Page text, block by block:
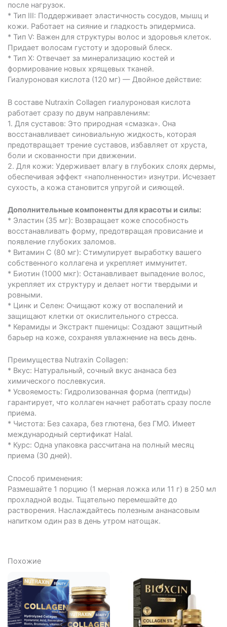
после нагрузок.
* Тип III: Поддерживает эластичность сосудов, мышц и
кожи. Работает на сияние и гладкость эпидермиса.
* Тип V: Важен для структуры волос и здоровья клеток.
Придает волосам густоту и здоровый блеск.
* Тип X: Отвечает за минерализацию костей и
формирование новых хрящевых тканей.
Гиалуроновая кислота (120 мг) — Двойное действие:
В составе Nutraxin Collagen гиалуроновая кислота
работает сразу по двум направлениям:
1. Для суставов: Это природная «смазка». Она
восстанавливает синовиальную жидкость, которая
предотвращает трение суставов, избавляет от хруста,
боли и скованности при движении.
2. Для кожи: Удерживает влагу в глубоких слоях дермы,
обеспечивая эффект «наполненности» изнутри. Исчезает
сухость, а кожа становится упругой и сияющей.
Дополнительные компоненты для красоты и силы:
* Эластин (35 мг): Возвращает коже способность
восстанавливать форму, предотвращая провисание и
появление глубоких заломов.
* Витамин С (80 мг): Стимулирует выработку вашего
собственного коллагена и укрепляет иммунитет.
* Биотин (1000 мкг): Останавливает выпадение волос,
укрепляет их структуру и делает ногти твердыми и
ровными.
* Цинк и Селен: Очищают кожу от воспалений и
защищают клетки от окислительного стресса.
* Керамиды и Экстракт пшеницы: Создают защитный
барьер на коже, сохраняя увлажнение на весь день.
Преимущества Nutraxin Collagen:
* Вкус: Натуральный, сочный вкус ананаса без
химического послевкусия.
* Усвояемость: Гидролизованная форма (пептиды)
гарантирует, что коллаген начнет работать сразу после
приема.
* Чистота: Без сахара, без глютена, без ГМО. Имеет
международный сертификат Halal.
* Курс: Одна упаковка рассчитана на полный месяц
приема (30 дней).
Способ применения:
Размешайте 1 порцию (1 мерная ложка или 11 г) в 250 мл
прохладной воды. Тщательно перемешайте до
растворения. Наслаждайтесь полезным ананасовым
напитком один раз в день утром натощак.
Похожие